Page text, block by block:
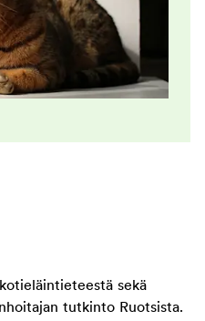
sekä
tutkinto Ruotsista.